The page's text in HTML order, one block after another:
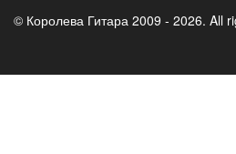
© Королева Гитара 2009 - 2026. All